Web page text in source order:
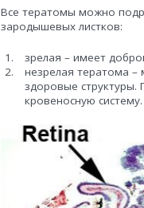
Все тератомы можно
зародышевых листков:
зрелая – имеет
незрелая тератома –
здоровые структуры.
кровеносную